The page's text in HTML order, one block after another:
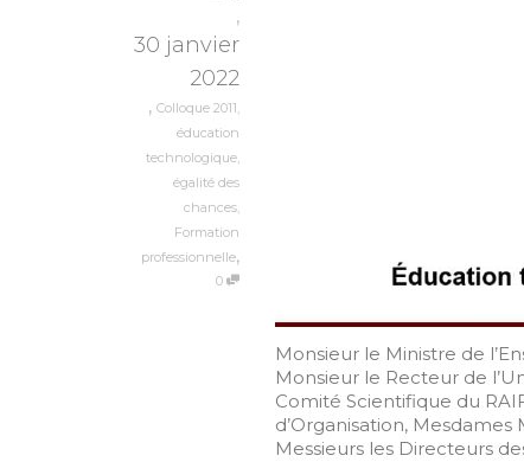
,
30 janvier
2022
, Colloque 2011
éducation
technologique
égalité des
chances
Formation
professionnelle,
0
Monsieur le Ministre de
Monsieur le Recteur de
Comité Scientifique du
d’Organisation,
Messieurs les Directeurs